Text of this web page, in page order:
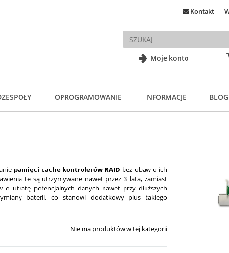
Moje konto
Kontakt
OPROGRAMOWANIE INFORMACJE BLOG
pamięci cache kontrolerów RAID bez obaw o ich
te są utrzymywane nawet przez 3 lata, zamiast
utratę potencjalnych danych nawet przy dłuższych
baterii, co stanowi dodatkowy plus takiego
Nie ma produktów w tej kategorii